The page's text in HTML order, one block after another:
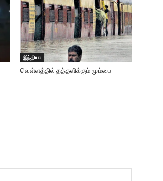
இந்தியா
வெள்ளத்தில் தத்தளிக்கும் மும்பை